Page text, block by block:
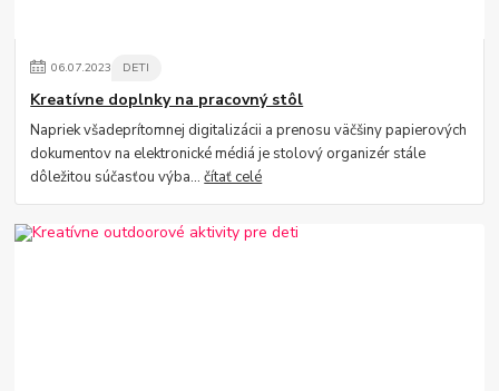
06.07.2023 DETI
Kreatívne doplnky na pracovný stôl
Napriek všadeprítomnej digitalizácii a prenosu väčšiny papierových
dokumentov na elektronické médiá je stolový organizér stále
dôležitou súčasťou výba...čítať celé